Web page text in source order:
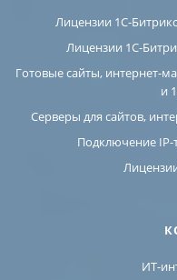
Лицензии 1С-
Лицензии 1С-
Готовые сайты, интернет-
и
Серверы для сайтов,
Подключение
ИТ-